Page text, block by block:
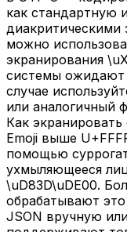
как стандартную
диакритическими
можно
экранирования
системы ожидают
случае
или аналогичный
Как экранировать
Emoji выше
помощью
ухмыляющееся
\uD83D\uDE00.
обрабатывают
JSON вручную